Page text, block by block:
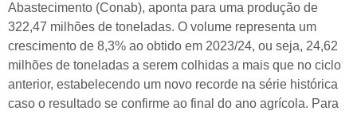
Abastecimento (Conab), aponta para uma produção de
322,47 milhões de toneladas. O volume representa um
crescimento de 8,3% ao obtido em 2023/24, ou seja, 24,62
milhões de toneladas a serem colhidas a mais que no ciclo
anterior, estabelecendo um novo recorde na série histórica
caso o resultado se confirme ao final do ano agrícola. Para